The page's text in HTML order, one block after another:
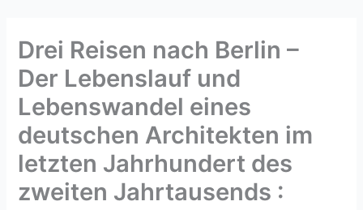
contentDrei Reisen nach Berlin –
Der Lebenslauf und
Lebenswandel eines
deutschen Architekten im
letzten Jahrhundert des
zweiten Jahrtausends :